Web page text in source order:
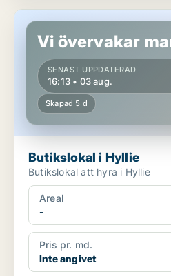
Butikslokal i Hyllie
Vi övervakar
SENAST UPPDATERAD
16:13 • 03 aug.
Skapad 5 d
Butikslokal i Hyllie
Butikslokal att hyra i Hyllie
Areal
-
Pris pr. md.
Inte angivet